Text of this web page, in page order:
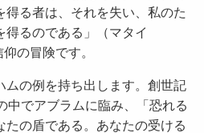
得る者は、それを失い、私のた
るのである」（マタイ
の冒険です。
の例を持ち出します。創世記
中でアブラムに臨み、「恐れる
たの盾である。あなたの受ける